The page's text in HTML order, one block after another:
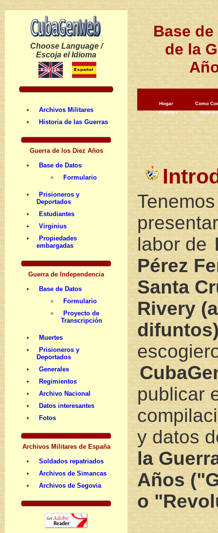
Choose Language /
Escoja el Idioma
Archivos Militares
Historia de las Guerras
Guerra de los Diez Años
Base de Datos
Formulario
Prisioneros y
Deportados
Estudiantes
Virginius
Propiedades
embargadas
Guerra de Independencia
Base de Datos
Formulario
Proyecto de
Transcripción
Muertes
Prisioneros y
Deportados
Generales
Regimientos
Archivo Nacional
Datos interesantes
Fotos
Archivos Militares de España
Soldados repatriados
Archivos de Simancas
Archivos de Segovia
Base
de la
Hogar
Como
Fuentes
labor de
Pérez
Santa
Rivery
publicar
y datos
la
Años
o